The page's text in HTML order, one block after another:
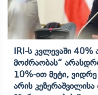
IRI-Ს Კვლევაში
Მოძრაობას“
10%-Ით Მეტი,
Არის